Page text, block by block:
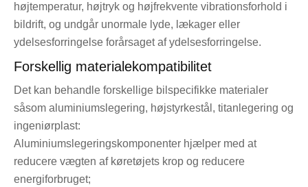
højtemperatur, højtryk og højfrekvente vibrationsforhold i
bildrift, og undgår unormale lyde, lækager eller
ydelsesforringelse forårsaget af ydelsesforringelse.
Forskellig materialekompatibilitet
Det kan behandle forskellige bilspecifikke materialer
såsom aluminiumslegering, højstyrkestål, titanlegering og
ingeniørplast:
Aluminiumslegeringskomponenter hjælper med at
reducere vægten af ​​køretøjets krop og reducere
energiforbruget;